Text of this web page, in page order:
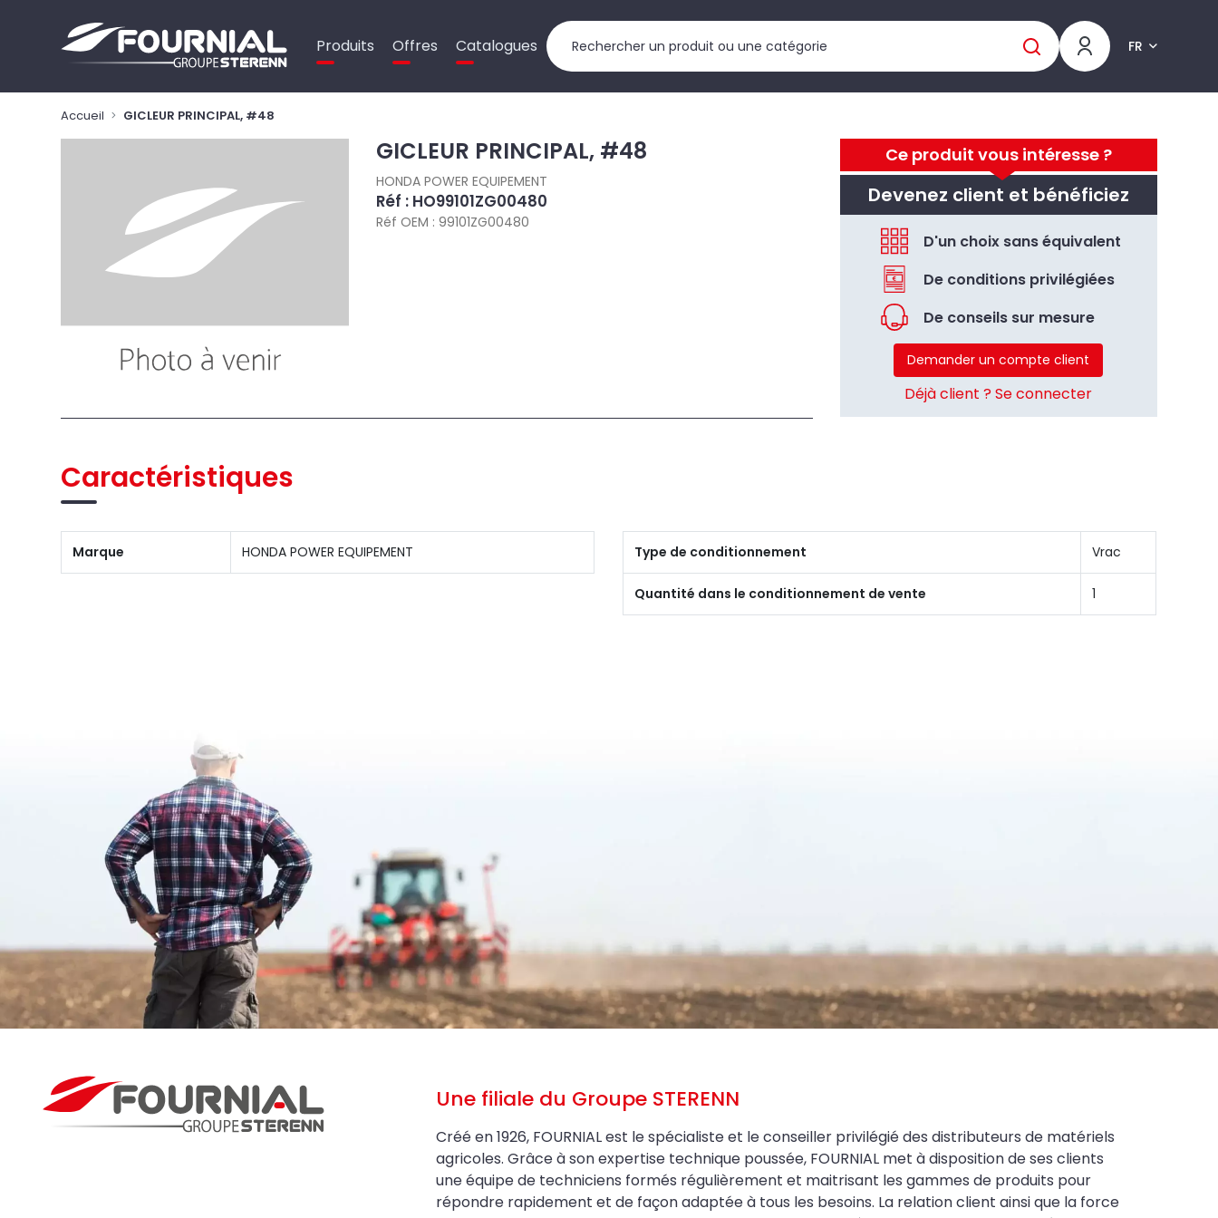
Produits Offres Catalogues FR
Accueil GICLEUR PRINCIPAL, #48
Ce produit vous intéresse ?
Devenez client et bénéficiez
D'un choix sans équivalent
De conditions privilégiées
De conseils sur mesure
Demander un compte client
Déjà client ? Se connecter
GICLEUR PRINCIPAL, #48
HONDA POWER EQUIPEMENT
Réf : HO99101ZG00480
Réf OEM : 99101ZG00480
Caractéristiques
Marque HONDA POWER EQUIPEMENT Type de conditionnement Vrac
Quantité dans le conditionnement de vente 1
Une filiale du Groupe STERENN
Créé en 1926, FOURNIAL est le spécialiste et le conseiller privilégié des distributeurs de matériels
agricoles. Grâce à son expertise technique poussée, FOURNIAL met à disposition de ses clients
une équipe de techniciens formés régulièrement et maitrisant les gammes de produits pour
répondre rapidement et de façon adaptée à tous les besoins. La relation client ainsi que la force